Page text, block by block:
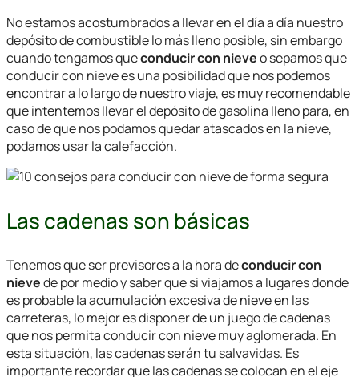
No estamos acostumbrados a llevar en el día a día nuestro
depósito de combustible lo más lleno posible, sin embargo
cuando tengamos queconducir con nieveo sepamos que
conducir con nievees una posibilidad que nos podemos
encontrar a lo largo de nuestro viaje, es muy recomendable
que intentemos llevar el depósito de gasolina lleno para, en
caso de que nos podamos quedar atascados en la nieve,
podamos usar la calefacción.
Las cadenas son básicas
Tenemos que ser previsores a la hora deconducir con
nievede por medio y saber que si viajamos a lugares donde
es probable la acumulación excesiva de nieve en las
carreteras, lo mejor es disponer de un juego de cadenas
que nos permitaconducir con nievemuy aglomerada. En
esta situación, las cadenas serán tu salvavidas. Es
importante recordar que las cadenas se colocan en el eje